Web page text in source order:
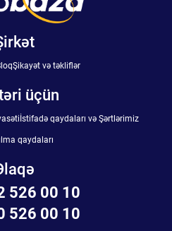
Şikayət və təkliflər
üçün
İstifadə qaydaları və Şərtlərimiz
qaydaları
526 00 10
526 00 10